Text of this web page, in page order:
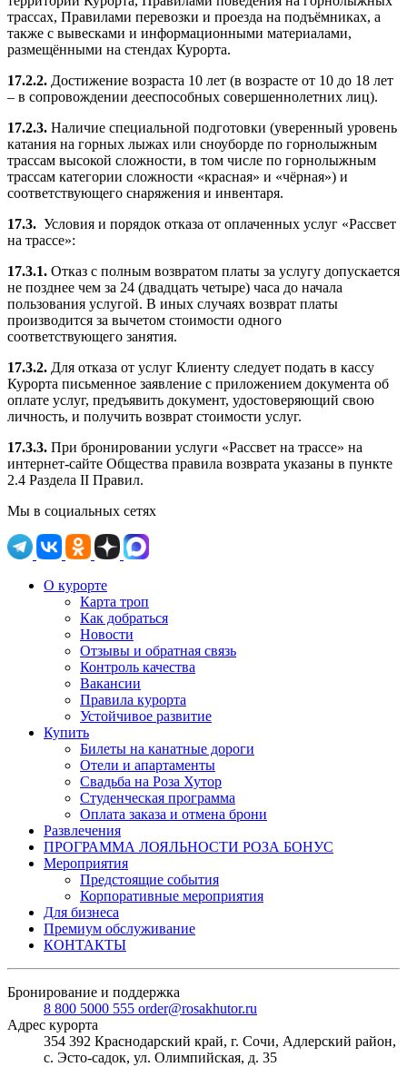
трассах, Правилами перевозки и проезда на подъёмниках, а
также с вывесками и информационными материалами,
размещёнными на стендах Курорта.
17.2.2. Достижение возраста 10 лет (в возрасте от 10 до 18 лет
– в сопровождении дееспособных совершеннолетних лиц).
17.2.3. Наличие специальной подготовки (уверенный уровень
катания на горных лыжах или сноуборде по горнолыжным
трассам высокой сложности, в том числе по горнолыжным
трассам категории сложности «красная» и «чёрная») и
соответствующего снаряжения и инвентаря.
17.3. Условия и порядок отказа от оплаченных услуг «Рассвет
на трассе»:
17.3.1. Отказ с полным возвратом платы за услугу допускается
не позднее чем за 24 (двадцать четыре) часа до начала
пользования услугой. В иных случаях возврат платы
производится за вычетом стоимости одного
соответствующего занятия.
17.3.2. Для отказа от услуг Клиенту следует подать в кассу
Курорта письменное заявление с приложением документа об
оплате услуг, предъявить документ, удостоверяющий свою
личность, и получить возврат стоимости услуг.
17.3.3. При бронировании услуги «Рассвет на трассе» на
интернет-сайте Общества правила возврата указаны в пункте
2.4 Раздела II Правил.
Мы в социальных сетях
О курорте
Карта троп
Как добраться
Новости
Отзывы и обратная связь
Контроль качества
Вакансии
Правила курорта
Устойчивое развитие
Купить
Билеты на канатные дороги
Отели и апартаменты
Свадьба на Роза Хутор
Студенческая программа
Оплата заказа и отмена брони
Развлечения
ПРОГРАММА ЛОЯЛЬНОСТИ РОЗА БОНУС
Мероприятия
Предстоящие события
Корпоративные мероприятия
Для бизнеса
Премиум обслуживание
КОНТАКТЫ
Бронирование и поддержка
8 800 5000 555 order@rosakhutor.ru
Адрес курорта
354 392 Краснодарский край, г. Сочи, Адлерский район,
с. Эсто-садок, ул. Олимпийская, д. 35